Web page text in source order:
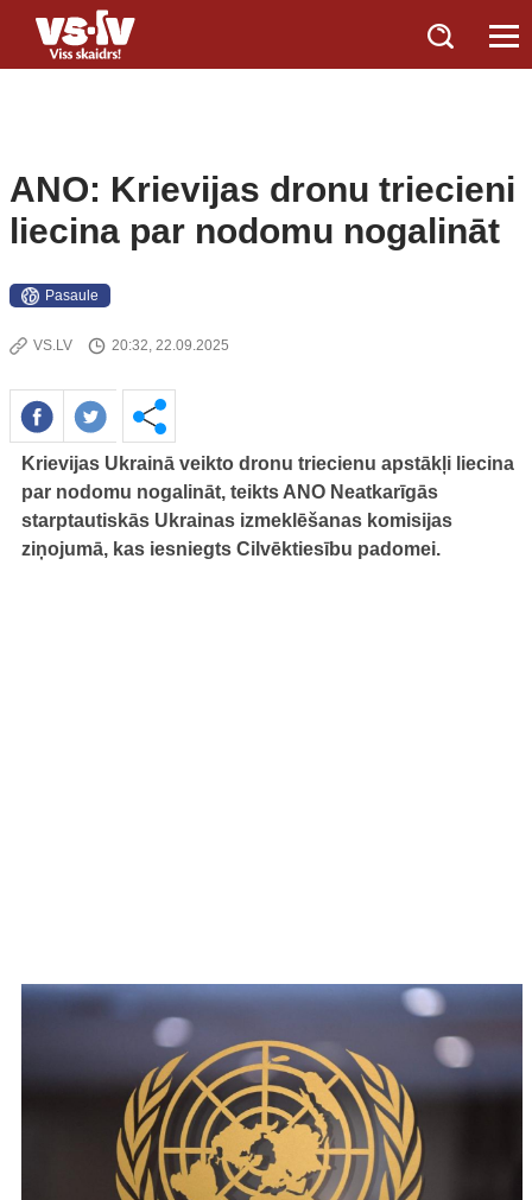
ANO: Krievijas dronu triecieni
liecina par nodomu nogalināt
Pasaule
VS.LV 20:32, 22.09.2025
Krievijas Ukrainā veikto dronu triecienu apstākļi liecina
par nodomu nogalināt, teikts ANO Neatkarīgās
starptautiskās Ukrainas izmeklēšanas komisijas
ziņojumā, kas iesniegts Cilvēktiesību padomei.